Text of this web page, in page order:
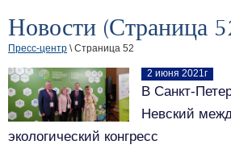
Новости (Страница
Пресс-центр \ Страница 52
2 июня 2021г
В Санкт-
Невский
экологический конгресс